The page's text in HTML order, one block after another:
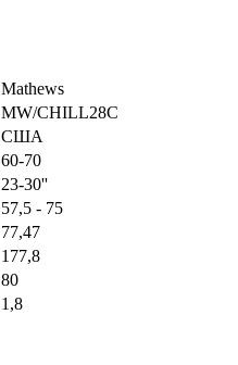
Mathews
MW/CHILL28C
США
60-70
23-30''
57,5 - 75
77,47
177,8
80
1,8